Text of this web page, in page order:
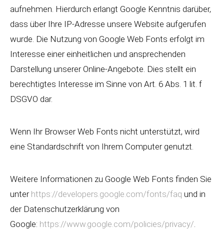
aufnehmen. Hierdurch erlangt Google Kenntnis darüber,
dass über Ihre IP-Adresse unsere Website aufgerufen
wurde. Die Nutzung von Google Web Fonts erfolgt im
Interesse einer einheitlichen und ansprechenden
Darstellung unserer Online-Angebote. Dies stellt ein
berechtigtes Interesse im Sinne von Art. 6 Abs. 1 lit. f
DSGVO dar.
Wenn Ihr Browser Web Fonts nicht unterstützt, wird
eine Standardschrift von Ihrem Computer genutzt.
Weitere Informationen zu Google Web Fonts finden Sie
unter https://developers.google.com/fonts/faq und in
der Datenschutzerklärung von
Google: https://www.google.com/policies/privacy/.